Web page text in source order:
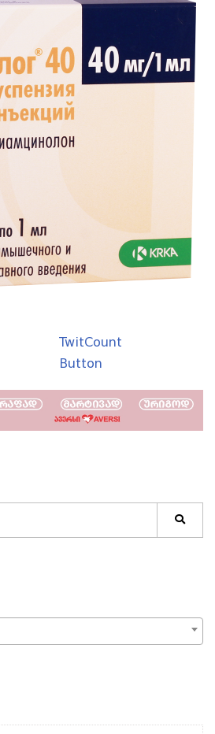
TwitCount
Button